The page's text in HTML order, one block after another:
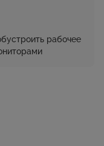
рабочее